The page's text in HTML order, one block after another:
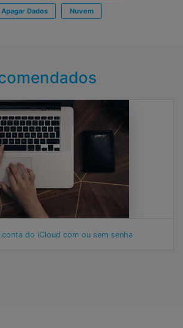
Apagar Dados Nuvem
do iCloud com ou sem senha